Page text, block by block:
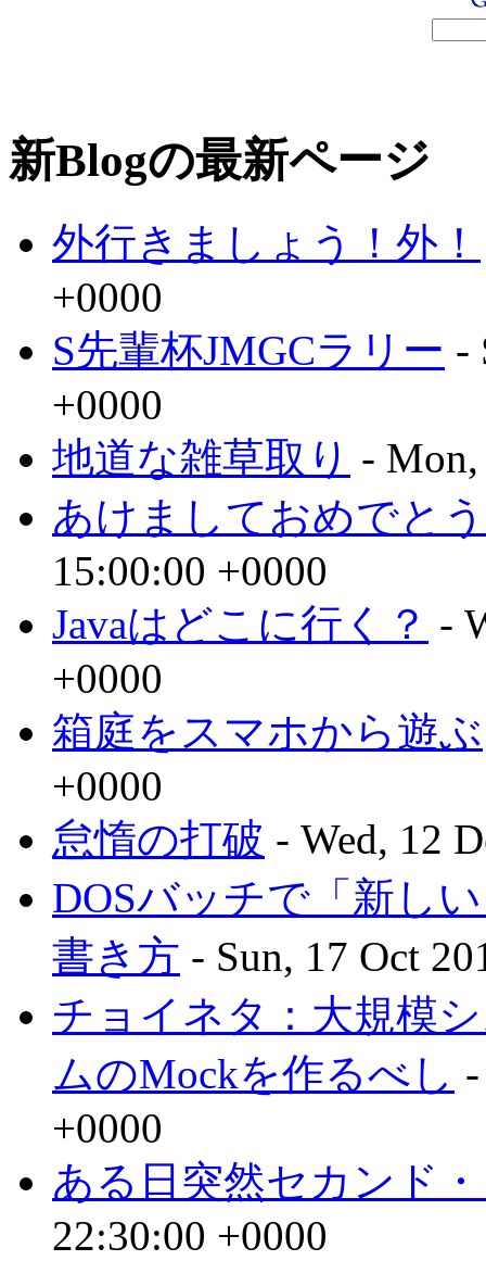
新Blogの最新ページ
外行きましょう！外！
+0000
S先輩杯JMGCラリー -
+0000
地道な雑草取り -
あけましておめでと
15:00:00 +0000
Javaはどこに行く？ -
+0000
箱庭をスマホから遊ぶ
+0000
怠惰の打破 - Wed, 12
DOSバッチで「新し
書き方 - Sun, 17 Oct
チョイネタ：大規模
ムのMockを作るべし
+0000
ある日突然セカンド
22:30:00 +0000